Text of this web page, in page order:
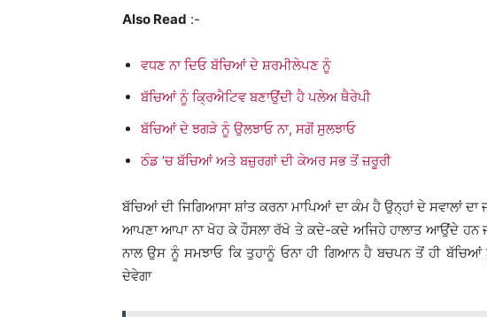
Also Read :-
ਵਧਣ ਨਾ ਦਿਓ ਬੱਚਿਆਂ ਦੇ ਸ਼ਰਮੀਲੇਪਣ ਨੂੰ
ਬੱਚਿਆਂ ਨੂੰ ਕ੍ਰਿਐਟਿਵ ਬਣਾਉਂਦੀ ਹੈ ਪਲੇਅ ਥੈਰੇਪੀ
ਬੱਚਿਆਂ ਦੇ ਝਗੜੇ ਨੂੰ ਉਲਝਾਓ ਨਾ, ਸਗੋਂ ਸੁਲਝਾਓ
ਠੰਡ ’ਚ ਬੱਚਿਆਂ ਅਤੇ ਬਜ਼ੁਰਗਾਂ ਦੀ ਕੇਅਰ ਸਭ ਤੋਂ ਜ਼ਰੂਰੀ
ਬੱਚਿਆਂ ਦੀ ਜਿਗਿਆਸਾ ਸ਼ਾਂਤ ਕਰਨਾ ਮਾਪਿਆਂ ਦਾ ਕੰਮ ਹੈ ਉਨ੍ਹਾਂ ਦੇ ਸਵਾਲਾਂ
ਆਪਣਾ ਆਪਾ ਨਾ ਖੋਹ ਕੇ ਹੌਸਲਾ ਰੱਖੋ ਤੇ ਕਦੇ-ਕਦੇ ਅਜਿਹੇ ਹਾਲਾਤ ਆਉਂਦੇ ਹਨ
ਨਾਲ ਉਸ ਨੂੰ ਸਮਝਾਓ ਕਿ ਤੁਹਾਨੂੰ ਓਨਾ ਹੀ ਗਿਆਨ ਹੈ ਬਚਪਨ ਤੋਂ ਹੀ ਬੱਚਿਆਂ
ਦੇਵੇਗਾ